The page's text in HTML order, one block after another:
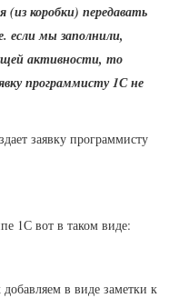
коробки) передавать
если мы заполнили,
активности, то
программисту 1С не
заявку программисту
1С вот в таком виде:
в виде заметки к